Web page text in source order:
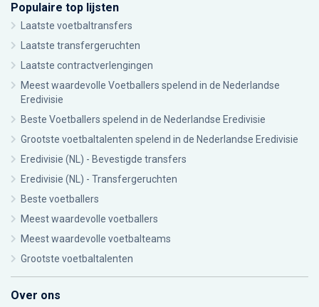
Populaire top lijsten
Laatste voetbaltransfers
Laatste transfergeruchten
Laatste contractverlengingen
Meest waardevolle Voetballers spelend in de Nederlandse
Eredivisie
Beste Voetballers spelend in de Nederlandse Eredivisie
Grootste voetbaltalenten spelend in de Nederlandse Eredivisie
Eredivisie (NL) - Bevestigde transfers
Eredivisie (NL) - Transfergeruchten
Beste voetballers
Meest waardevolle voetballers
Meest waardevolle voetbalteams
Grootste voetbaltalenten
Over ons